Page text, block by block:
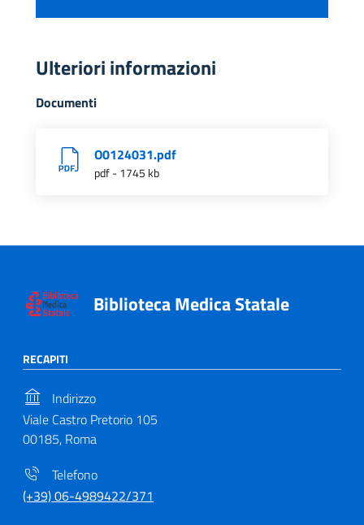
Ulteriori informazioni
Documenti
O0124031.pdf
pdf - 1745 kb
Biblioteca Medica Statale
RECAPITI
Indirizzo
Viale Castro Pretorio 105
00185, Roma
Telefono
(+39) 06-4989422/371